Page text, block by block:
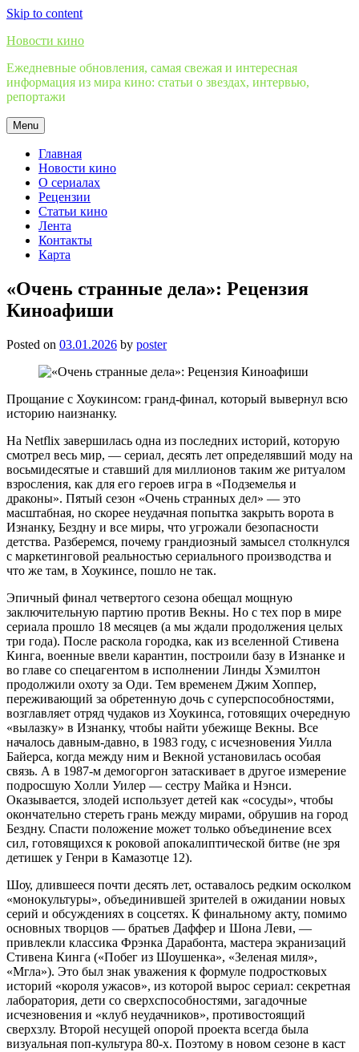
Skip to content
Новости кино
Ежедневные обновления, самая свежая и интересная
информация из мира кино: статьи о звездах, интервью,
репортажи
Menu
Главная
Новости кино
О сериалах
Рецензии
Статьи кино
Лента
Контакты
Карта
«Очень странные дела»: Рецензия
Киноафиши
Posted on 03.01.2026 by poster
Прощание с Хоукинсом: гранд-финал, который вывернул всю
историю наизнанку.
На Netflix завершилась одна из последних историй, которую
смотрел весь мир, — сериал, десять лет определявший моду на
восьмидесятые и ставший для миллионов таким же ритуалом
взросления, как для его героев игра в «Подземелья и
драконы». Пятый сезон «Очень странных дел» — это
масштабная, но скорее неудачная попытка закрыть ворота в
Изнанку, Бездну и все миры, что угрожали безопасности
детства. Разберемся, почему грандиозный замысел столкнулся
с маркетинговой реальностью сериального производства и
что же там, в Хоукинсе, пошло не так.
Эпичный финал четвертого сезона обещал мощную
заключительную партию против Векны. Но с тех пор в мире
сериала прошло 18 месяцев (а мы ждали продолжения целых
три года). После раскола городка, как из вселенной Стивена
Кинга, военные ввели карантин, построили базу в Изнанке и
во главе со спецагентом в исполнении Линды Хэмилтон
продолжили охоту за Оди. Тем временем Джим Хоппер,
переживающий за обретенную дочь с суперспособностями,
возглавляет отряд чудаков из Хоукинса, готовящих очередную
«вылазку» в Изнанку, чтобы найти убежище Векны. Все
началось давным-давно, в 1983 году, с исчезновения Уилла
Байерса, когда между ним и Векной установилась особая
связь. А в 1987-м демогоргон затаскивает в другое измерение
подросшую Холли Уилер — сестру Майка и Нэнси.
Оказывается, злодей использует детей как «сосуды», чтобы
окончательно стереть грань между мирами, обрушив на город
Бездну. Спасти положение может только объединение всех
сил, готовящихся к роковой апокалиптической битве (не зря
детишек у Генри в Камазотце 12).
Шоу, длившееся почти десять лет, оставалось редким осколком
«монокультуры», объединившей зрителей в ожидании новых
серий и обсуждениях в соцсетях. К финальному акту, помимо
основных творцов — братьев Даффер и Шона Леви, —
привлекли классика Фрэнка Дарабонта, мастера экранизаций
Стивена Кинга («Побег из Шоушенка», «Зеленая миля»,
«Мгла»). Это был знак уважения к формуле подростковых
историй «короля ужасов», из которой вырос сериал: секретная
лаборатория, дети со сверхспособностями, загадочные
исчезновения и «клуб неудачников», противостоящий
сверхзлу. Второй несущей опорой проекта всегда была
визуальная поп-культура 80-х. Поэтому в новом сезоне в каст